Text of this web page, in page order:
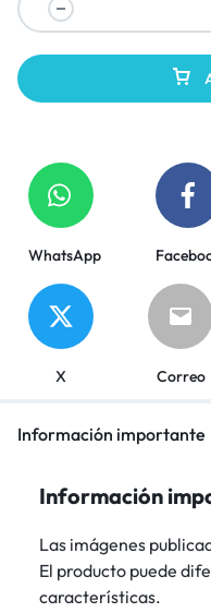
WhatsApp
X Correo
Información importante
Información
Las imágenes
El producto puede
características.